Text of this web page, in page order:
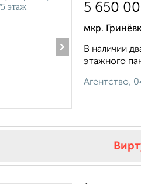
›
5 650
мкр.
В наличии
этажного
Агентство,